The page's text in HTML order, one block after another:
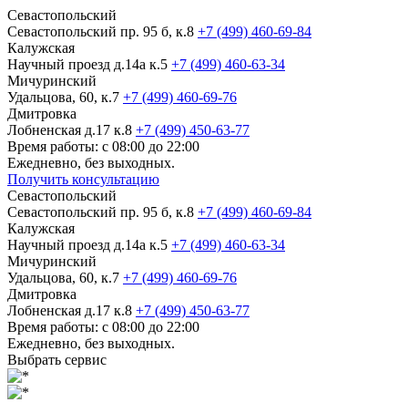
Севастопольский
Севастопольский пр. 95 б, к.8 +7 (499) 460-69-84
Калужская
Научный проезд д.14а к.5 +7 (499) 460-63-34
Мичуринский
Удальцова, 60, к.7 +7 (499) 460-69-76
Дмитровка
Лобненская д.17 к.8 +7 (499) 450-63-77
Время работы: с 08:00 до 22:00
Ежедневно, без выходных.
Получить консультацию
Севастопольский
Севастопольский пр. 95 б, к.8 +7 (499) 460-69-84
Калужская
Научный проезд д.14а к.5 +7 (499) 460-63-34
Мичуринский
Удальцова, 60, к.7 +7 (499) 460-69-76
Дмитровка
Лобненская д.17 к.8 +7 (499) 450-63-77
Время работы: с 08:00 до 22:00
Ежедневно, без выходных.
Выбрать сервис